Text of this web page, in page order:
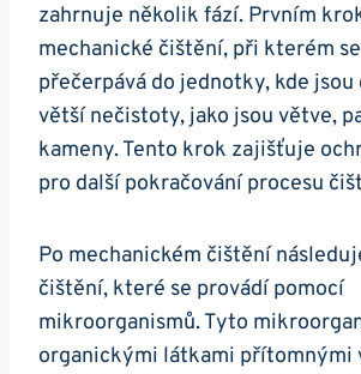
zahrnuje několik fází. Prvním
mechanické čištění, při kterém
přečerpává do jednotky, kde jsou
větší nečistoty, jako jsou větve,
kameny. Tento krok zajišťuje
pro další pokračování procesu
Po mechanickém čištění
čištění, které se provádí pomocí
mikroorganismů. Tyto
organickými látkami přítomnými